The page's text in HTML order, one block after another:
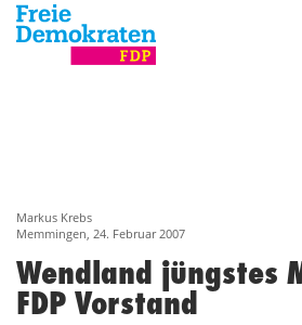
Markus Krebs
Memmingen, 24. Februar 2007
Wendland jüngstes
FDP Vorstand